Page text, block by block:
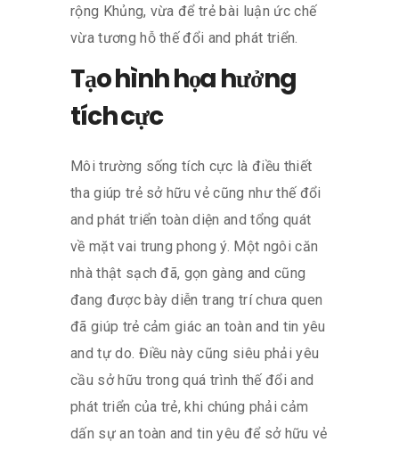
rộng Khủng, vừa để trẻ bài luận ức chế
vừa tương hỗ thế đổi and phát triển.
Tạo hình họa hưởng
tích cực
Môi trường sống tích cực là điều thiết
tha giúp trẻ sở hữu vẻ cũng như thế đổi
and phát triển toàn diện and tổng quát
về mặt vai trung phong ý. Một ngôi căn
nhà thật sạch đã, gọn gàng and cũng
đang được bày diễn trang trí chưa quen
đã giúp trẻ cảm giác an toàn and tin yêu
and tự do. Điều này cũng siêu phải yêu
cầu sở hữu trong quá trình thế đổi and
phát triển của trẻ, khi chúng phải cảm
dấn sự an toàn and tin yêu để sở hữu vẻ